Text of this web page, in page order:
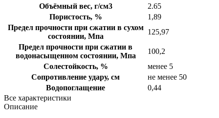
Объёмный вес, г/см3
2.65
Пористость, %
1,89
Предел прочности при сжатии в сухом
состоянии, Мпа
125,97
Предел прочности при сжатии в
водонасыщенном состоянии, Мпа
100,2
Солестойкость, %
менее 5
Сопротивление удару, см
не менее 50
Водопоглащение
0,44
Все характеристики
Описание